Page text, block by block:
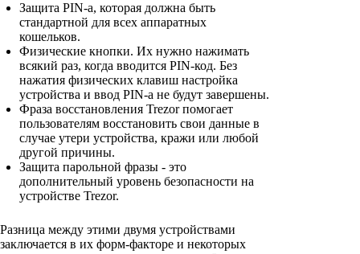
Защита PIN-a, которая должна быть
стандартной для всех аппаратных
кошельков.
Физические кнопки. Их нужно нажимать
всякий раз, когда вводится PIN-код. Без
нажатия физических клавиш настройка
устройства и ввод PIN-а не будут завершены.
Фраза восстановления Trezor помогает
пользователям восстановить свои данные в
случае утери устройства, кражи или любой
другой причины.
Защита парольной фразы - это
дополнительный уровень безопасности на
устройстве Trezor.
Разница между этими двумя устройствами
заключается в их форм-факторе и некоторых